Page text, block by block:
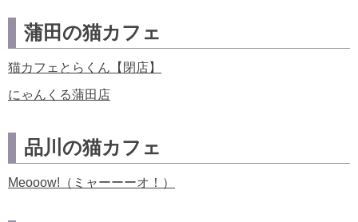
蒲田の猫カフェ
猫カフェとらくん【閉店】
にゃんくる蒲田店
品川の猫カフェ
Meooow!（ミャーーーオ！）